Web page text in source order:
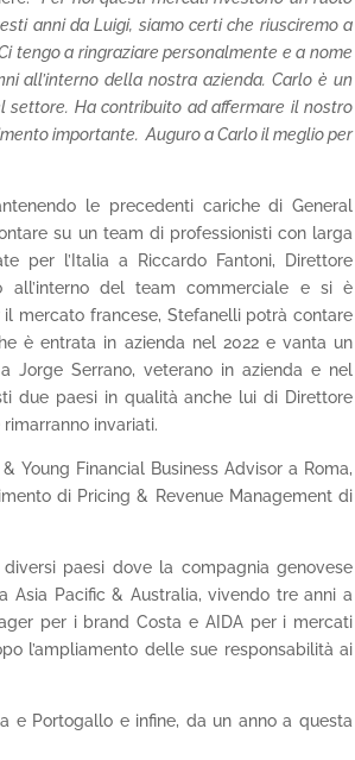
anni da Luigi, siamo certi che riusciremo a
tengo a ringraziare personalmente e a nome
all’interno della nostra azienda. Carlo è un
settore. Ha contribuito ad affermare il nostro
importante. Auguro a Carlo il meglio per
le precedenti cariche di General
su un team di professionisti con larga
per l’Italia a Riccardo Fantoni, Direttore
all’interno del team commerciale e si è
mercato francese, Stefanelli potrà contare
è entrata in azienda nel 2022 e vanta un
Jorge Serrano, veterano in azienda e nel
due paesi in qualità anche lui di Direttore
invariati.
Young Financial Business Advisor a Roma,
di Pricing & Revenue Management di
paesi dove la compagnia genovese
Asia Pacific & Australia, vivendo tre anni a
per i brand Costa e AIDA per i mercati
l’ampliamento delle sue responsabilità ai
e Portogallo e infine, da un anno a questa